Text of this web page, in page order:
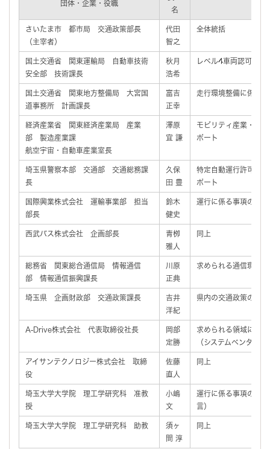
団体・企業・役職
名
さいたま市 都市局 交通政策部長
（主宰者）
代田
智之
全体統括
国土交通省 関東運輸局 自動車技術
安全部 技術課長
秋月
浩希
レベル4車両認可に向
国土交通省 関東地方整備局 大宮国
道事務所 計画課長
富吉
正幸
走行環境整備に係る
経済産業省 関東経済産業局 産業
部 製造産業課
航空宇宙・自動車産業室長
澤原
宜 謙
モビリティ産業・地
ポート
埼玉県警察本部 交通部 交通総務課
長
久保
田 豊
特定自動運行許可・
ポート
国際興業株式会社 運輸事業部 担当
部長
鈴木
健史
運行に係る事項の検
西武バス株式会社 企画部長
青栁
雅人
同上
総務省 関東総合通信局 情報通信
部 情報通信振興課長
川原
正典
求められる通信環境
埼玉県 企画財政部 交通政策課長
吉井
洋紀
県内の交通政策のと
A-Drive株式会社 代表取締役社長
岡部
定勝
求められる領域につ
（システムベンダー）
アイサンテクノロジー株式会社 取締
役
佐藤
直人
同上
埼玉大学大学院 理工学研究科 准教
授
小嶋
文
運行に係る事項の検
言）
埼玉大学大学院 理工学研究科 助教
須ヶ
間 淳
同上